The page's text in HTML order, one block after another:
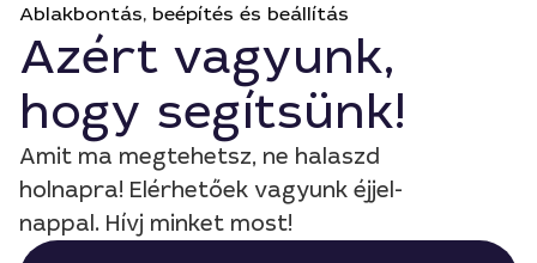
Ablakbontás, beépítés és beállítás
Azért vagyunk,
hogy segítsünk!
Amit ma megtehetsz, ne halaszd
holnapra! Elérhetőek vagyunk éjjel-
nappal. Hívj minket most!